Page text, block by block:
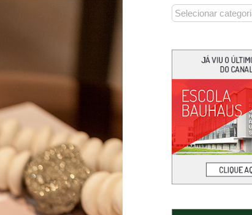
CATEGORIAS